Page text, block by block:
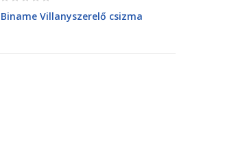
Biname Villanyszerelő csizma